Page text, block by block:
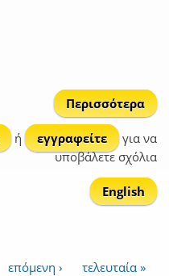
Περισσότερα
ή εγγραφείτε
για να
υποβάλετε σχόλια
English
επόμενη › τελευταία »